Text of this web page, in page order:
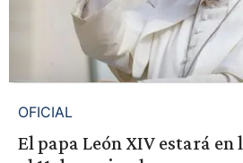
OFICIAL
El papa León XIV estará